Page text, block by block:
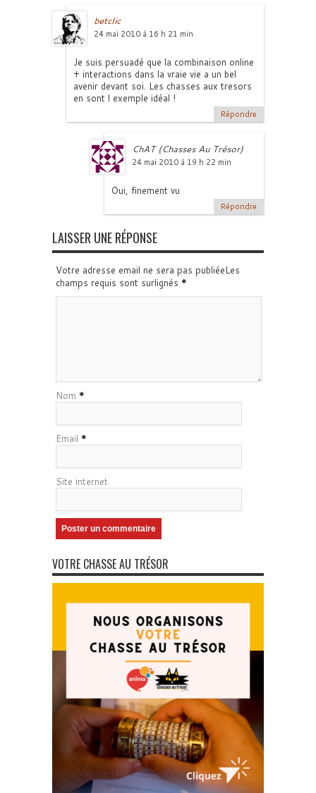
betclic
24 mai 2010 à 16 h 21 min
Je suis persuadé que la combinaison online
+ interactions dans la vraie vie a un bel
avenir devant soi. Les chasses aux tresors
en sont l exemple idéal !
Répondre
ChAT (Chasses Au Trésor)
24 mai 2010 à 19 h 22 min
Oui, finement vu
Répondre
LAISSER UNE RÉPONSE
Votre adresse email ne sera pas publiéeLes
champs requis sont surlignés *
Nom *
Email *
Site internet
VOTRE CHASSE AU TRÉSOR